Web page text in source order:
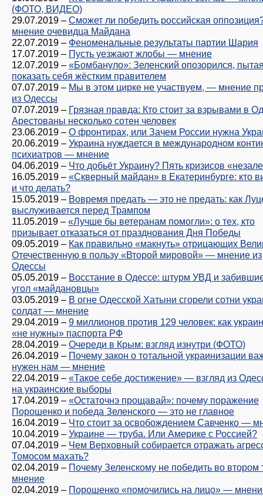
(ФОТО, ВИДЕО)
29.07.2019 – Сможет ли победить российская
мнение очевидца Майдана
22.07.2019 – Феноменальные результаты партии Шария
17.07.2019 – Пусть уезжают жлобы — мнение
12.07.2019 – «Бомбануло»: Зеленский опозорился,
показать себя жёстким правителем
07.07.2019 – Мы в этом цирке не участвуем, — мнение
из Одессы
07.07.2019 – Грязная правда: Кто стоит за взрывами в
Арестованы несколько сотен человек
23.06.2019 – О фронтирах, или Зачем России нужна
20.06.2019 – Украина нуждается в международном
психиатров — мнение
04.06.2019 – Что добьёт Украину? Пять кризисов
16.05.2019 – «Скверный майдан» в Екатеринбурге: кто
и что делать?
15.05.2019 – Вовремя предать — это не предать: как
выслуживается перед Трампом
11.05.2019 – «Лучше бы ветеранам помогли»: о тех, кто
призывает отказаться от празднования Дня Победы
09.05.2019 – Как правильно «макнуть» отрицающих
Отечественную в пользу «Второй мировой» — мнение из
Одессы
05.05.2019 – Восстание в Одессе: штурм УВД и
угол «майдановцы»
03.05.2019 – В огне Одесской Хатыни сгорели сотни
солдат — мнение
29.04.2019 – 9 миллионов против 129 человек: как
«не нужны» паспорта РФ
28.04.2019 – Очереди в Крым: взгляд изнутри (ФОТО)
26.04.2019 – Почему закон о тотальной украинизации
нужен нам — мнение
22.04.2019 – «Такое себе достижение» — взгляд из
на украинские выборы
17.04.2019 – «Остаточнэ прощавай»: почему поражение
Порошенко и победа Зеленского — это не главное
16.04.2019 – Что стоит за освобождением Савченко —
10.04.2019 – Украине — труба. Или Америке с Россией?
07.04.2019 – Чем Верховный собирается отражать
Томосом махать?
02.04.2019 – Почему Зеленскому не победить во
мнение
02.04.2019 – Порошенко «помочились на лицо» —